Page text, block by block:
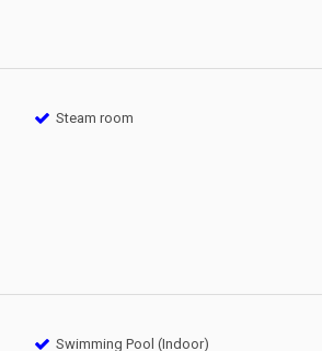
Steam room
Swimming Pool (Indoor)